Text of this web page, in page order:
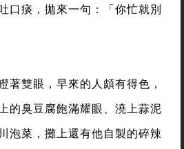
口痰，拋來一句：「你忙就別
著雙眼，早來的人頗有得色，
的臭豆腐飽滿耀眼、澆上蒜泥
泡菜，攤上還有他自製的碎辣